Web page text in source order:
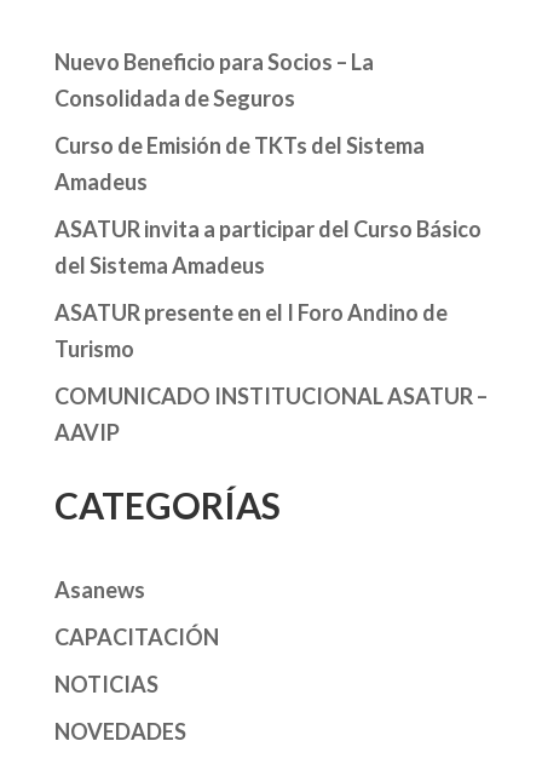
Nuevo Beneficio para Socios – La
Consolidada de Seguros
Curso de Emisión de TKTs del Sistema
Amadeus
ASATUR invita a participar del Curso Básico
del Sistema Amadeus
ASATUR presente en el I Foro Andino de
Turismo
COMUNICADO INSTITUCIONAL ASATUR –
AAVIP
CATEGORÍAS
Asanews
CAPACITACIÓN
NOTICIAS
NOVEDADES